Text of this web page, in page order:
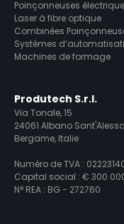
Produtech S.r.l.
Via Tonale, 15
24061 Albano
Bergame, Italie
Numéro de TVA :
Capital social : € 300
N° REA : BG - 272760
Poinçonneuses
Laser à fibre optique
Combinées
Systèmes
Machines de formage